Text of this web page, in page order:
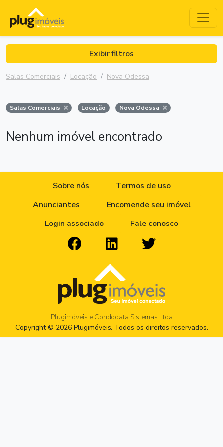
Exibir filtros
Salas Comerciais Locação Nova Odessa
Salas Comerciais Locação Nova Odessa
Nenhum imóvel encontrado
Sobre nós
Termos de uso
Anunciantes
Encomende seu imóvel
Login associado
Fale conosco
Plugimóveis e Condodata Sistemas Ltda
Copyright © 2026 Plugimóveis. Todos os direitos reservados.